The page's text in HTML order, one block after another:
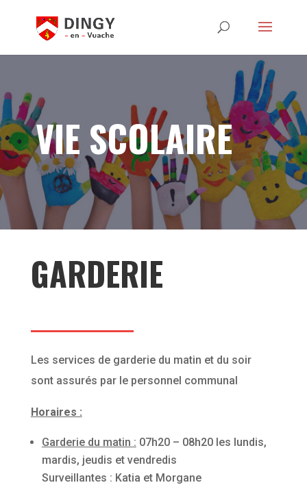
VIE SCOLAIRE
GARDERIE
Les services de garderie du matin et du soir
sont assurés par le personnel communal
Horaires :
Garderie du matin : 07h20 – 08h20 les lundis,
mardis, jeudis et vendredis
Surveillantes : Katia et Morgane